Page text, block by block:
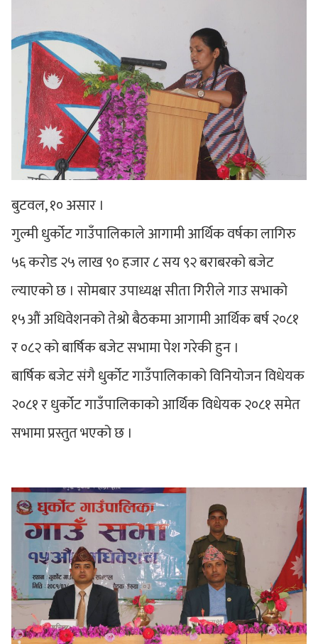
बुटवल, १० असार ।
गुल्मी धुर्कोट गाउँपालिकाले आगामी आर्थिक वर्षका लागिरु
‍५६ करोड २५ लाख ९० हजार ८ सय ९२ बराबरको बजेट
ल्याएको छ । सोमबार उपाध्यक्ष सीता गिरीले गाउ सभाको
१५औं अधिवेशनको तेश्रो बैठकमा आगामी आर्थिक बर्ष २०८१
र ०८२ को बार्षिक बजेट सभामा पेश गरेकी हुन ।
बार्षिक बजेट संगै धुर्कोट गाउँपालिकाको विनियोजन विधेयक
२०८१ र धुर्कोट गाउँपालिकाको आर्थिक विधेयक २०८१ समेत
सभामा प्रस्तुत भएको छ ।